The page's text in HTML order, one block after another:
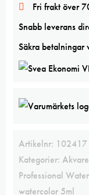
Professional
watercolor
mängd
Fri frakt över
Snabb leverans
Säkra betalningar
Artikelnr: 102417
Kategorier:
Professional
watercolor 5ml